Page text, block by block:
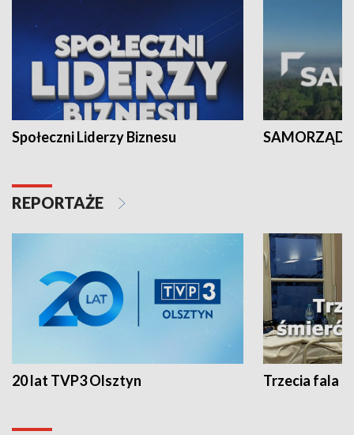
Społeczni Liderzy Biznesu SAMORZĄD
REPORTAŻE
20 lat TVP3 Olsztyn Trzecia fala -